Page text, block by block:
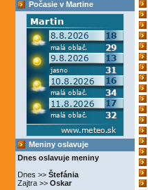
Počasie v Martine
Meniny oslavuje
Dnes oslavuje meniny
Dnes >> Štefánia
Zajtra >> Oskar